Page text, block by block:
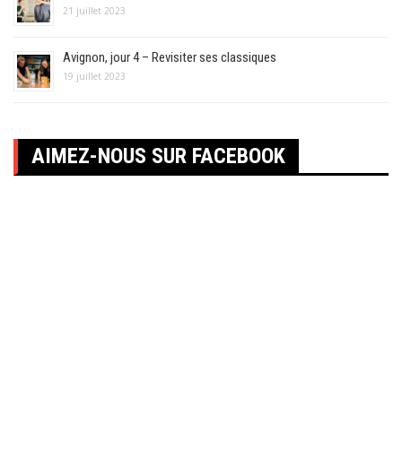
21 juillet 2023
Avignon, jour 4 – Revisiter ses classiques
19 juillet 2023
AIMEZ-NOUS SUR FACEBOOK